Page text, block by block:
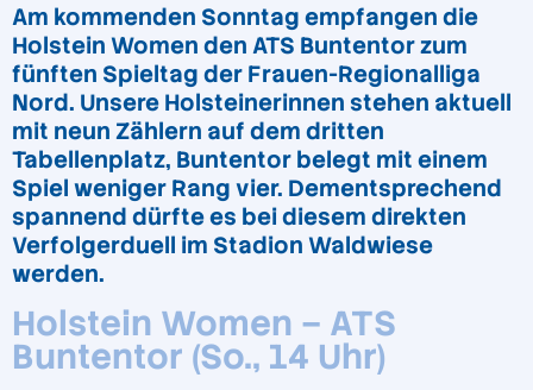
Am kommenden Sonntag empfangen die
Holstein Women den ATS Buntentor zum
fünften Spieltag der Frauen-Regionalliga
Nord. Unsere Holsteinerinnen stehen aktuell
mit neun Zählern auf dem dritten
Tabellenplatz, Buntentor belegt mit einem
Spiel weniger Rang vier. Dementsprechend
spannend dürfte es bei diesem direkten
Verfolgerduell im Stadion Waldwiese
werden.
Holstein Women – ATS
Buntentor (So., 14 Uhr)